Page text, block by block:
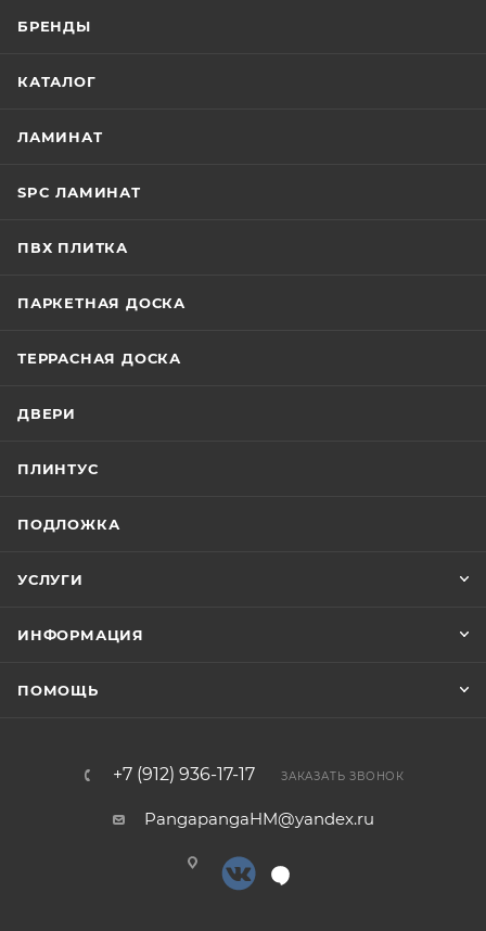
БРЕНДЫ
КАТАЛОГ
ЛАМИНАТ
SPC ЛАМИНАТ
ПВХ ПЛИТКА
ПАРКЕТНАЯ ДОСКА
ТЕРРАСНАЯ ДОСКА
ДВЕРИ
ПЛИНТУС
ПОДЛОЖКА
УСЛУГИ
ИНФОРМАЦИЯ
ПОМОЩЬ
+7 (912) 936-17-17 ЗАКАЗАТЬ ЗВОНОК
PangapangaHM@yandex.ru